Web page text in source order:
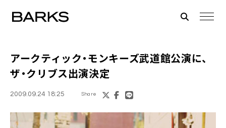
アークティック・モンキーズ武道館公演に、
ザ・クリブス出演決定
2009.09.24 18:25 Share